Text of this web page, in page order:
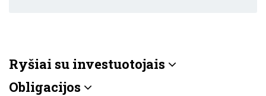
Ryšiai su investuotojais
Obligacijos